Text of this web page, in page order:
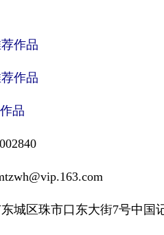
作品
作品
品
城区珠市口东大街7号中国